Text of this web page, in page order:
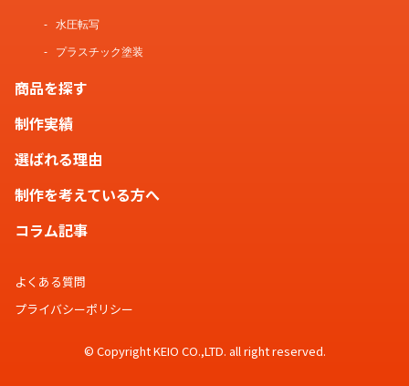
水圧転写
プラスチック塗装
商品を探す
制作実績
選ばれる理由
制作を考えている方へ
コラム記事
よくある質問
プライバシーポリシー
© Copyright KEIO CO.,LTD. all right reserved.